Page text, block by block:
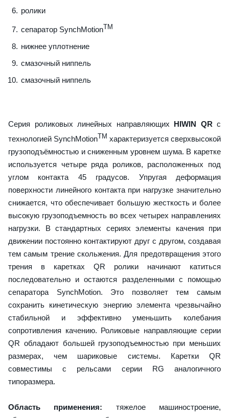
ролики
сепаратор SynchMotion TM
нижнее уплотнение
смазочный ниппель
смазочный ниппель
Серия роликовых линейных направляющих HIWIN QR с
технологией SynchMotion TM характеризуется сверхвысокой
грузоподъёмностью и сниженным уровнем шума. В каретке
используется четыре ряда роликов, расположенных под
углом контакта 45 градусов. Упругая деформация
поверхности линейного контакта при нагрузке значительно
снижается, что обеспечивает большую жесткость и более
высокую грузоподъемность во всех четырех направлениях
нагрузки. В стандартных сериях элементы качения при
движении постоянно контактируют друг с другом, создавая
тем самым трение скольжения. Для предотвращения этого
трения в каретках QR ролики начинают катиться
последовательно и остаются разделенными с помощью
сепаратора SynchMotion. Это позволяет тем самым
сохранить кинетическую энергию элемента чрезвычайно
стабильной и эффективно уменьшить колебания
сопротивления качению. Роликовые направляющие серии
QR обладают большей грузоподъемностью при меньших
размерах, чем шариковые системы. Каретки QR
совместимы с рельсами серии RG аналогичного
типоразмера.
Область применения: тяжелое машиностроение,